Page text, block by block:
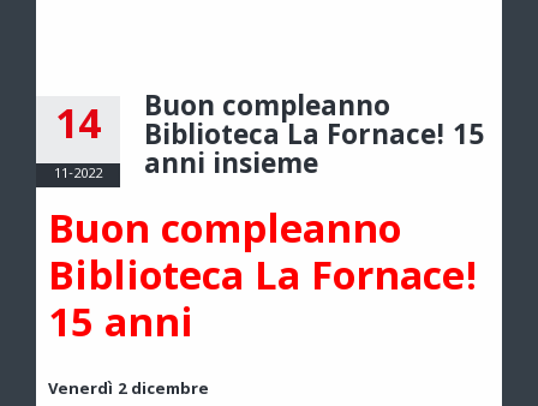
14
11-2022
Buon compleanno
Biblioteca La Fornace! 15
anni insieme
Buon compleanno
Biblioteca La Fornace!
15 anni
Venerdì 2 dicembre